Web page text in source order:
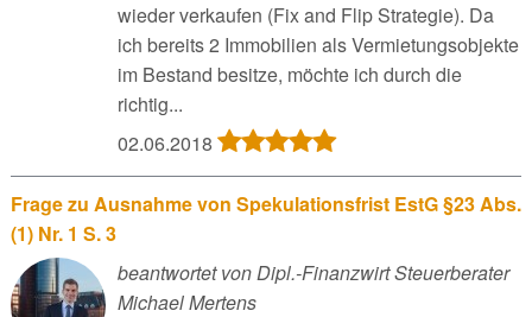
wieder verkaufen (Fix and Flip Strategie). Da
ich bereits 2 Immobilien als Vermietungsobjekte
im Bestand besitze, möchte ich durch die
richtig...
02.06.2018
Frage zu Ausnahme von Spekulationsfrist EstG §23 Abs.
(1) Nr. 1 S. 3
beantwortet von Dipl.-Finanzwirt Steuerberater
Michael Mertens